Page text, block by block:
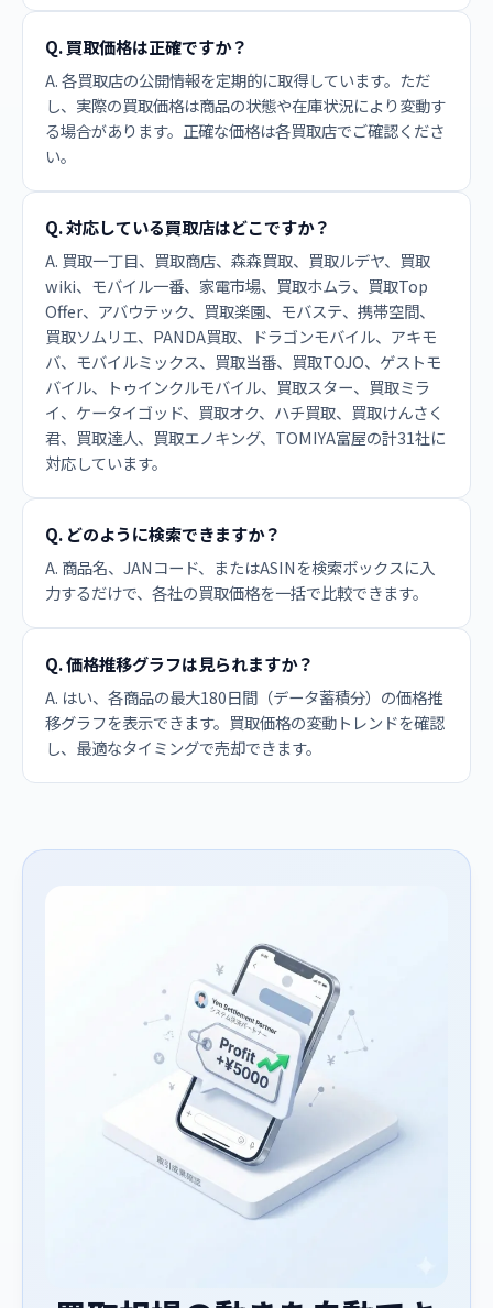
Q. 買取価格は正確ですか？
A. 各買取店の公開情報を定期的に取得しています。ただ
し、実際の買取価格は商品の状態や在庫状況により変動す
る場合があります。正確な価格は各買取店でご確認くださ
い。
Q. 対応している買取店はどこですか？
A. 買取一丁目、買取商店、森森買取、買取ルデヤ、買取
wiki、モバイル一番、家電市場、買取ホムラ、買取Top
Offer、アバウテック、買取楽園、モバステ、携帯空間、
買取ソムリエ、PANDA買取、ドラゴンモバイル、アキモ
バ、モバイルミックス、買取当番、買取TOJO、ゲストモ
バイル、トゥインクルモバイル、買取スター、買取ミラ
イ、ケータイゴッド、買取オク、ハチ買取、買取けんさく
君、買取達人、買取エノキング、TOMIYA富屋の計31社に
対応しています。
Q. どのように検索できますか？
A. 商品名、JANコード、またはASINを検索ボックスに入
力するだけで、各社の買取価格を一括で比較できます。
Q. 価格推移グラフは見られますか？
A. はい、各商品の最大180日間（データ蓄積分）の価格推
移グラフを表示できます。買取価格の変動トレンドを確認
し、最適なタイミングで売却できます。